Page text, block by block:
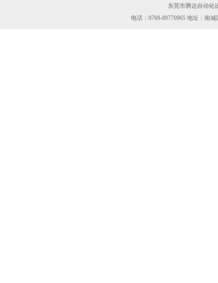
东莞市腾达自动化
电话：0769-89770965 地址：南